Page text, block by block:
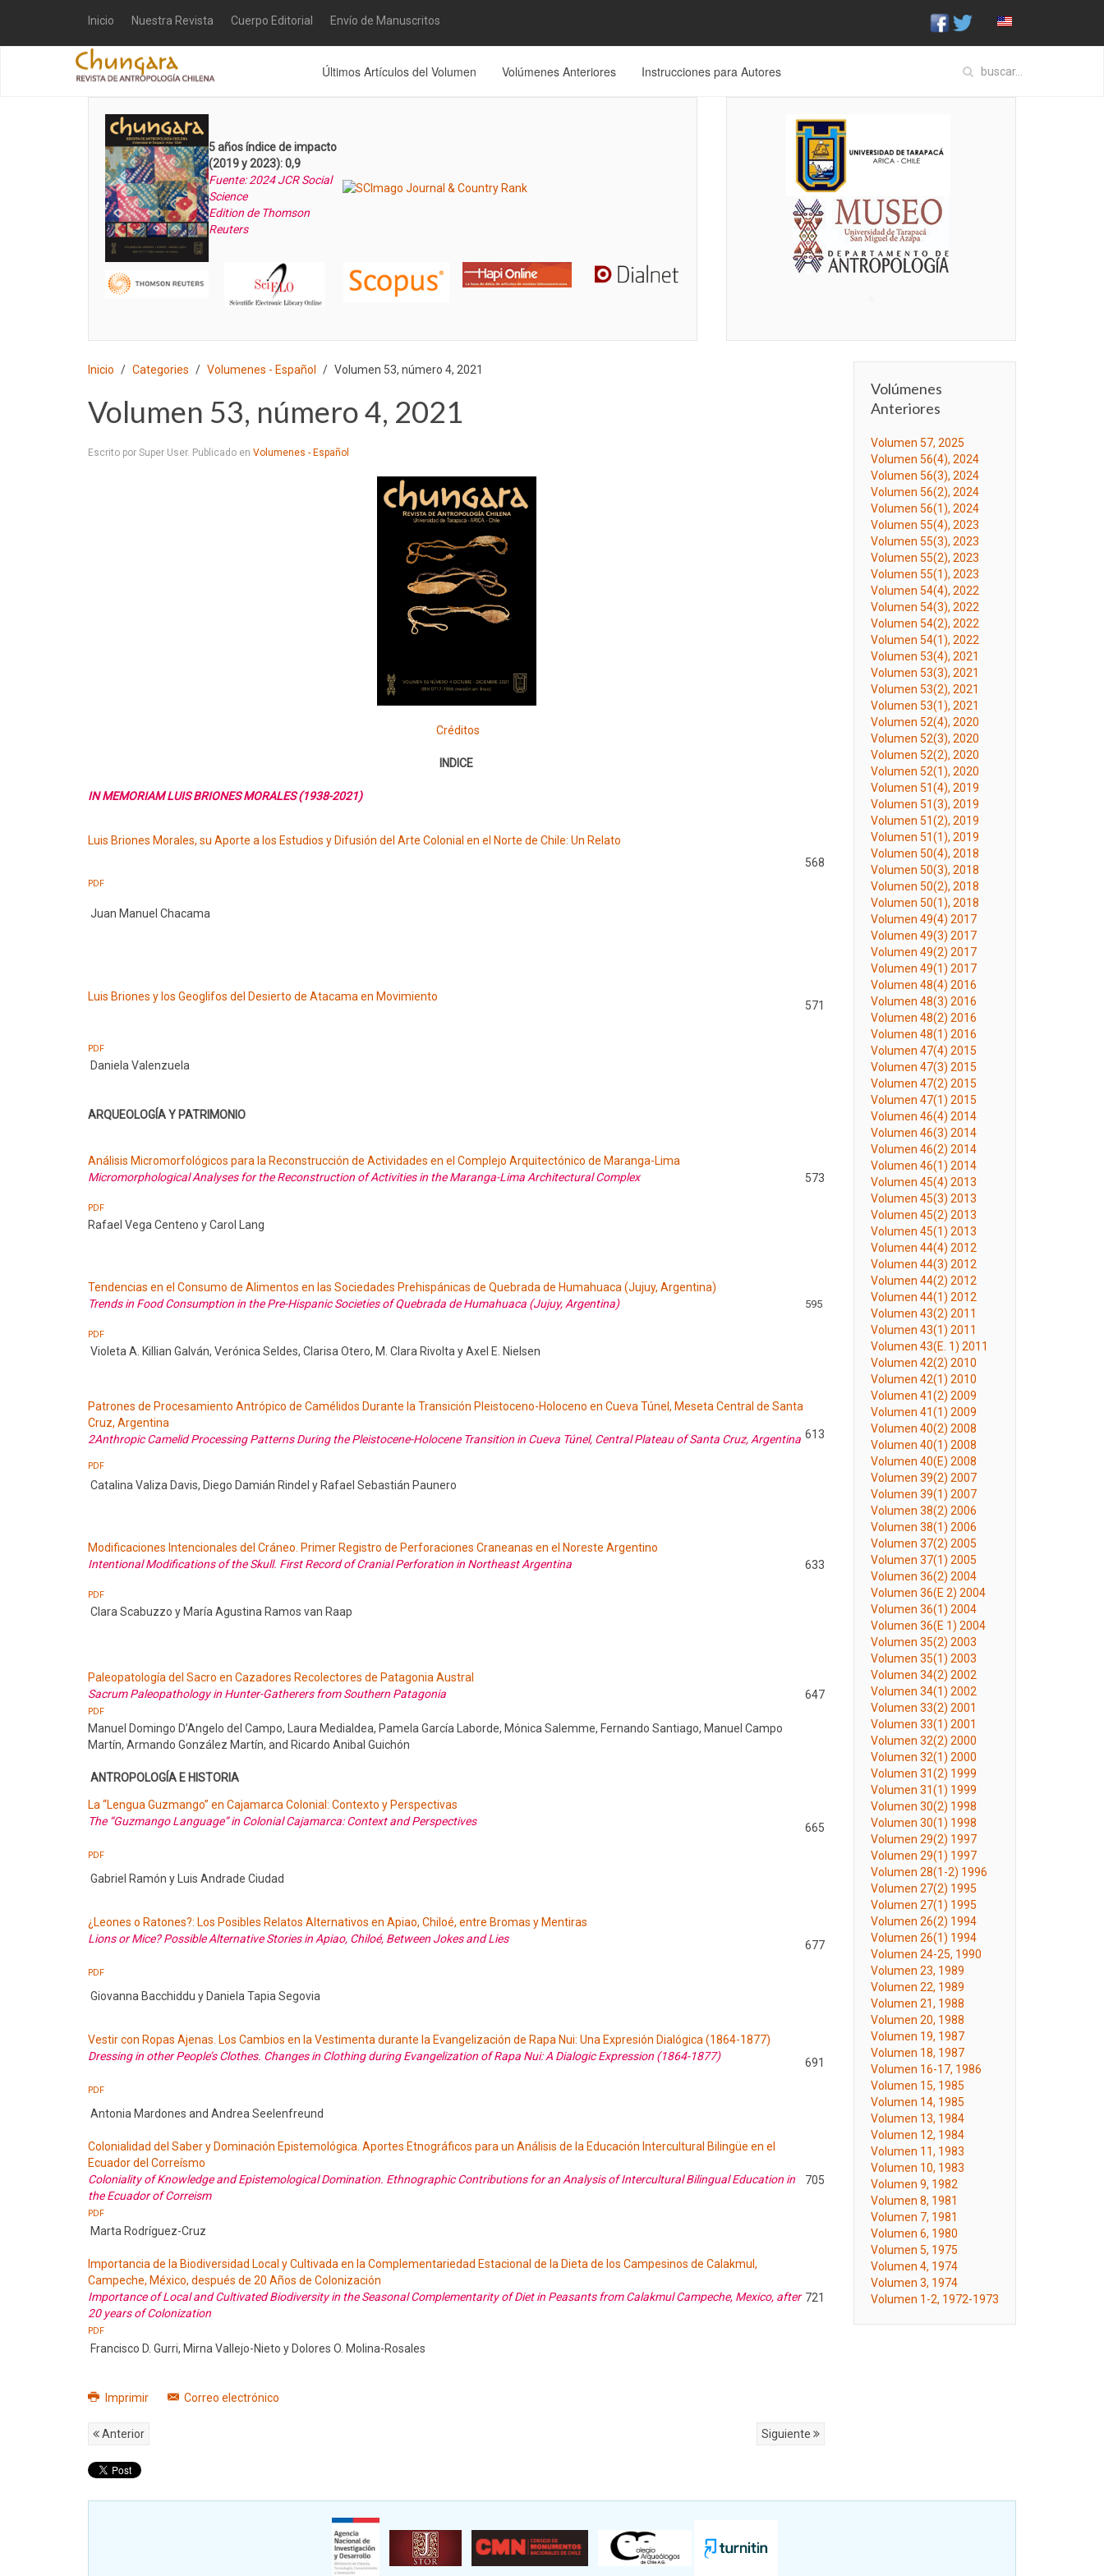
Inicio Nuestra Revista Cuerpo Editorial Envío de Manuscritos
Últimos Artículos del Volumen Volúmenes Anteriores Instrucciones para Autores
5 años índice de impacto
(2019 y 2023): 0,9
Fuente: 2024 JCR Social
Science
Edition de Thomson
Reuters
Inicio Categories Volumenes - Español Volumen 53, número 4, 2021
Volumen 53, número 4, 2021
Escrito por Super User. Publicado en Volumenes - Español
Créditos
INDICE
IN MEMORIAM LUIS BRIONES MORALES (1938-2021)
Luis Briones Morales, su Aporte a los Estudios y Difusión del Arte Colonial en el Norte de Chile: Un Relato
568
PDF
Juan Manuel Chacama
Luis Briones y los Geoglifos del Desierto de Atacama en Movimiento
571
PDF
Daniela Valenzuela
ARQUEOLOGÍA Y PATRIMONIO
Análisis Micromorfológicos para la Reconstrucción de Actividades en el Complejo Arquitectónico de Maranga-Lima
Micromorphological Analyses for the Reconstruction of Activities in the Maranga-Lima Architectural Complex
573
PDF
Rafael Vega Centeno y Carol Lang
Tendencias en el Consumo de Alimentos en las Sociedades Prehispánicas de Quebrada de Humahuaca (Jujuy, Argentina)
Trends in Food Consumption in the Pre-Hispanic Societies of Quebrada de Humahuaca (Jujuy, Argentina)
595
PDF
Violeta A. Killian Galván, Verónica Seldes, Clarisa Otero, M. Clara Rivolta y Axel E. Nielsen
Patrones de Procesamiento Antrópico de Camélidos Durante la Transición Pleistoceno-Holoceno en Cueva Túnel, Meseta Central de Santa
Cruz, Argentina
2Anthropic Camelid Processing Patterns During the Pleistocene-Holocene Transition in Cueva Túnel, Central Plateau of Santa Cruz, Argentina 613
PDF
Catalina Valiza Davis, Diego Damián Rindel y Rafael Sebastián Paunero
Modificaciones Intencionales del Cráneo. Primer Registro de Perforaciones Craneanas en el Noreste Argentino
Intentional Modifications of the Skull. First Record of Cranial Perforation in Northeast Argentina
633
PDF
Clara Scabuzzo y María Agustina Ramos van Raap
Paleopatología del Sacro en Cazadores Recolectores de Patagonia Austral
Sacrum Paleopathology in Hunter-Gatherers from Southern Patagonia
647
PDF
Manuel Domingo D’Angelo del Campo, Laura Medialdea, Pamela García Laborde, Mónica Salemme, Fernando Santiago, Manuel Campo
Martín, Armando González Martín, and Ricardo Anibal Guichón
ANTROPOLOGÍA E HISTORIA
La “Lengua Guzmango” en Cajamarca Colonial: Contexto y Perspectivas
The “Guzmango Language” in Colonial Cajamarca: Context and Perspectives
665
PDF
Gabriel Ramón y Luis Andrade Ciudad
¿Leones o Ratones?: Los Posibles Relatos Alternativos en Apiao, Chiloé, entre Bromas y Mentiras
Lions or Mice? Possible Alternative Stories in Apiao, Chiloé, Between Jokes and Lies
677
PDF
Giovanna Bacchiddu y Daniela Tapia Segovia
Vestir con Ropas Ajenas. Los Cambios en la Vestimenta durante la Evangelización de Rapa Nui: Una Expresión Dialógica (1864-1877)
Dressing in other People’s Clothes. Changes in Clothing during Evangelization of Rapa Nui: A Dialogic Expression (1864-1877)
691
PDF
Antonia Mardones and Andrea Seelenfreund
Colonialidad del Saber y Dominación Epistemológica. Aportes Etnográficos para un Análisis de la Educación Intercultural Bilingüe en el
Ecuador del Correísmo
Coloniality of Knowledge and Epistemological Domination. Ethnographic Contributions for an Analysis of Intercultural Bilingual Education in
the Ecuador of Correism
705
PDF
Marta Rodríguez-Cruz
Importancia de la Biodiversidad Local y Cultivada en la Complementariedad Estacional de la Dieta de los Campesinos de Calakmul,
Campeche, México, después de 20 Años de Colonización
Importance of Local and Cultivated Biodiversity in the Seasonal Complementarity of Diet in Peasants from Calakmul Campeche, Mexico, after
20 years of Colonization
721
PDF
Francisco D. Gurri, Mirna Vallejo-Nieto y Dolores O. Molina-Rosales
Imprimir Correo electrónico
Anterior Siguiente
Volúmenes
Anteriores
Volumen 57, 2025
Volumen 56(4), 2024
Volumen 56(3), 2024
Volumen 56(2), 2024
Volumen 56(1), 2024
Volumen 55(4), 2023
Volumen 55(3), 2023
Volumen 55(2), 2023
Volumen 55(1), 2023
Volumen 54(4), 2022
Volumen 54(3), 2022
Volumen 54(2), 2022
Volumen 54(1), 2022
Volumen 53(4), 2021
Volumen 53(3), 2021
Volumen 53(2), 2021
Volumen 53(1), 2021
Volumen 52(4), 2020
Volumen 52(3), 2020
Volumen 52(2), 2020
Volumen 52(1), 2020
Volumen 51(4), 2019
Volumen 51(3), 2019
Volumen 51(2), 2019
Volumen 51(1), 2019
Volumen 50(4), 2018
Volumen 50(3), 2018
Volumen 50(2), 2018
Volumen 50(1), 2018
Volumen 49(4) 2017
Volumen 49(3) 2017
Volumen 49(2) 2017
Volumen 49(1) 2017
Volumen 48(4) 2016
Volumen 48(3) 2016
Volumen 48(2) 2016
Volumen 48(1) 2016
Volumen 47(4) 2015
Volumen 47(3) 2015
Volumen 47(2) 2015
Volumen 47(1) 2015
Volumen 46(4) 2014
Volumen 46(3) 2014
Volumen 46(2) 2014
Volumen 46(1) 2014
Volumen 45(4) 2013
Volumen 45(3) 2013
Volumen 45(2) 2013
Volumen 45(1) 2013
Volumen 44(4) 2012
Volumen 44(3) 2012
Volumen 44(2) 2012
Volumen 44(1) 2012
Volumen 43(2) 2011
Volumen 43(1) 2011
Volumen 43(E. 1) 2011
Volumen 42(2) 2010
Volumen 42(1) 2010
Volumen 41(2) 2009
Volumen 41(1) 2009
Volumen 40(2) 2008
Volumen 40(1) 2008
Volumen 40(E) 2008
Volumen 39(2) 2007
Volumen 39(1) 2007
Volumen 38(2) 2006
Volumen 38(1) 2006
Volumen 37(2) 2005
Volumen 37(1) 2005
Volumen 36(2) 2004
Volumen 36(E 2) 2004
Volumen 36(1) 2004
Volumen 36(E 1) 2004
Volumen 35(2) 2003
Volumen 35(1) 2003
Volumen 34(2) 2002
Volumen 34(1) 2002
Volumen 33(2) 2001
Volumen 33(1) 2001
Volumen 32(2) 2000
Volumen 32(1) 2000
Volumen 31(2) 1999
Volumen 31(1) 1999
Volumen 30(2) 1998
Volumen 30(1) 1998
Volumen 29(2) 1997
Volumen 29(1) 1997
Volumen 28(1-2) 1996
Volumen 27(2) 1995
Volumen 27(1) 1995
Volumen 26(2) 1994
Volumen 26(1) 1994
Volumen 24-25, 1990
Volumen 23, 1989
Volumen 22, 1989
Volumen 21, 1988
Volumen 20, 1988
Volumen 19, 1987
Volumen 18, 1987
Volumen 16-17, 1986
Volumen 15, 1985
Volumen 14, 1985
Volumen 13, 1984
Volumen 12, 1984
Volumen 11, 1983
Volumen 10, 1983
Volumen 9, 1982
Volumen 8, 1981
Volumen 7, 1981
Volumen 6, 1980
Volumen 5, 1975
Volumen 4, 1974
Volumen 3, 1974
Volumen 1-2, 1972-1973